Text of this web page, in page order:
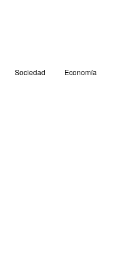
Sociedad Economía